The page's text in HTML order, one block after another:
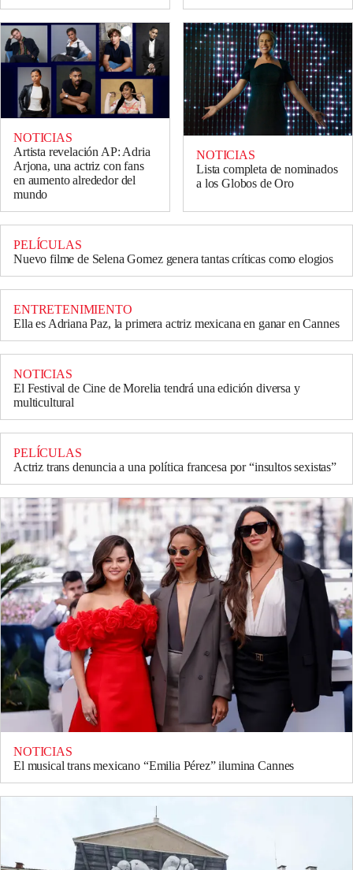
NOTICIAS
Artista revelación AP: Adria
Arjona, una actriz con fans
en aumento alrededor del
mundo
NOTICIAS
Lista completa de nominados
a los Globos de Oro
PELÍCULAS
Nuevo filme de Selena Gomez genera tantas críticas como elogios
ENTRETENIMIENTO
Ella es Adriana Paz, la primera actriz mexicana en ganar en Cannes
NOTICIAS
El Festival de Cine de Morelia tendrá una edición diversa y
multicultural
PELÍCULAS
Actriz trans denuncia a una política francesa por “insultos sexistas”
NOTICIAS
El musical trans mexicano “Emilia Pérez” ilumina Cannes